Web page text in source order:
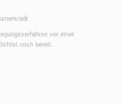
odr
vor einer
noch bereit.